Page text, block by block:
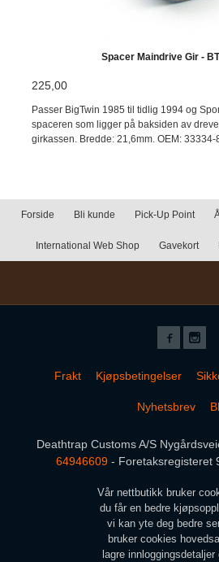
Spacer Maindrive Gir -
225,00
Passer BigTwin 1985 til tidlig 1994 og
spaceren som ligger på baksiden av
girkassen. Bredde: 21,6mm. OEM: 33334-
Forside Bli kunde Pick-Up Point
International Web Shop Gavekort
Frakt Kjøpsbetingelser
Nyhetsbrev
Deathtrap Customs A/S
64946609 - Foretaksregisteret
Vår nettbutikk bruker
du får en bedre
vi kan yte deg bedre
bruker cookies
lagre